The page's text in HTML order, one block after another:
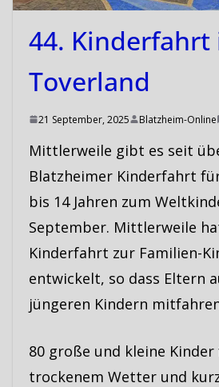
44. Kinderfahrt
Toverland
21 September, 2025 Blatzheim-Online
Mittlerweile gibt es seit
Blatzheimer Kinderfahrt
bis 14 Jahren zum
September. Mittlerweile
Kinderfahrt zur Familien-
entwickelt, so dass Eltern
jüngeren Kindern
80 große und kleine
trockenem Wetter und